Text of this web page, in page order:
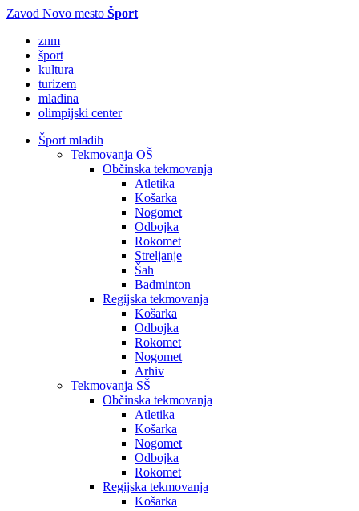
Zavod Novo mesto Šport
znm
šport
kultura
turizem
mladina
olimpijski center
Šport mladih
Tekmovanja OŠ
Občinska tekmovanja
Atletika
Košarka
Nogomet
Odbojka
Rokomet
Streljanje
Šah
Badminton
Regijska tekmovanja
Košarka
Odbojka
Rokomet
Nogomet
Arhiv
Tekmovanja SŠ
Občinska tekmovanja
Atletika
Košarka
Nogomet
Odbojka
Rokomet
Regijska tekmovanja
Košarka